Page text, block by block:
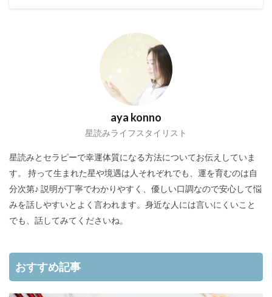
aya konno
星読みライフスタイリスト
星読みとセラピーで幸運体質になる方法についてお伝えしていま
す。 持って生まれた星や境遇は人それぞれでも、運を育むのは自
分次第♪ 説明が丁寧でわかりやすく、優しい口調なので安心して悩
みを話しやすいとよく言われます。身近な人には言いにくいこと
でも、話してみてくださいね。
おすすめ記事